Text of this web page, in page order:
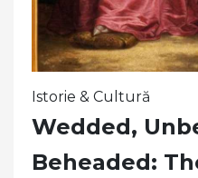
Istorie & Cultură
Wedded,
Beheaded: